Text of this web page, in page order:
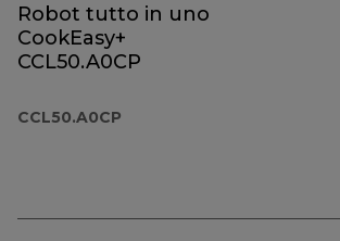
Robot tutto in uno
CookEasy+
CCL50.A0CP
CCL50.A0CP